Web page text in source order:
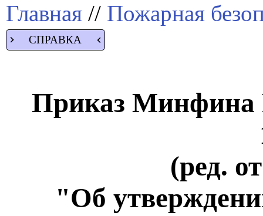
Главная // Пожарная
СПРАВКА
Приказ Минфина
(ред.
"Об